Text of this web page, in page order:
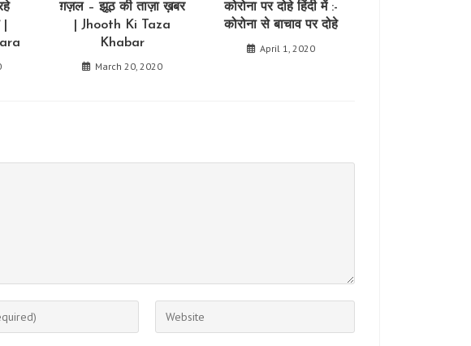
ग़ज़ल – झूठ की ताज़ा ख़बर
| Jhooth Ki Taza
Khabar
March 20, 2020
कोरोना पर दोहे हिंदी में :-
कोरोना से बाचाव पर दोहे
April 1, 2020
Enter
your